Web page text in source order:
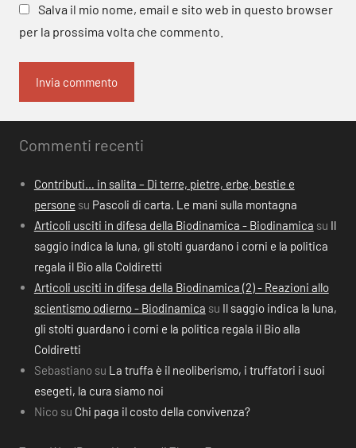
Salva il mio nome, email e sito web in questo browser
per la prossima volta che commento.
Commenti recenti
Contributi… in salita – Di terre, pietre, erbe, bestie e
persone su Pascoli di carta. Le mani sulla montagna
Articoli usciti in difesa della Biodinamica - Biodinamica su Il
saggio indica la luna, gli stolti guardano i corni e la politica
regala il Bio alla Coldiretti
Articoli usciti in difesa della Biodinamica (2) - Reazioni allo
scientismo odierno - Biodinamica su Il saggio indica la luna,
gli stolti guardano i corni e la politica regala il Bio alla
Coldiretti
Sebastiano su La truffa è il neoliberismo, i truffatori i suoi
esegeti, la cura siamo noi
Nico su Chi paga il costo della convivenza?